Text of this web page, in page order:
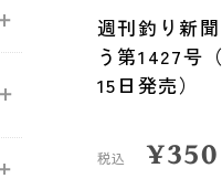
週刊釣り新
う第1427号
15日発売）
税込 ¥350